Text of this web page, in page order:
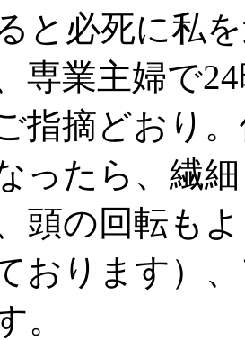
と必死に私
専業主婦で
指摘どおり
ったら、繊
頭の回転も
おります）
。